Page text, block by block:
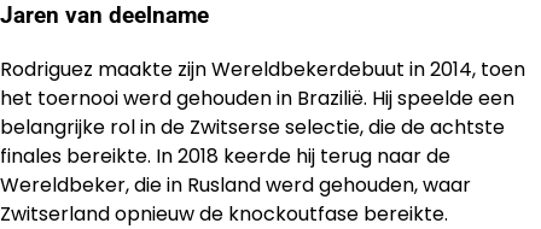
Jaren van deelname
Rodriguez maakte zijn Wereldbekerdebuut in 2014, toen
het toernooi werd gehouden in Brazilië. Hij speelde een
belangrijke rol in de Zwitserse selectie, die de achtste
finales bereikte. In 2018 keerde hij terug naar de
Wereldbeker, die in Rusland werd gehouden, waar
Zwitserland opnieuw de knockoutfase bereikte.